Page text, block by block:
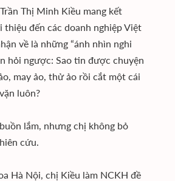
Thị Minh Kiều mang kết
thiệu đến các doanh nghiệp Việt
về là những “ánh nhìn nghi
hỏi ngược: Sao tin được chuyện
may ảo, thử ảo rồi cắt một cái
luôn?
lắm, nhưng chị không bỏ
cứu.
Hà Nội, chị Kiều làm NCKH đề